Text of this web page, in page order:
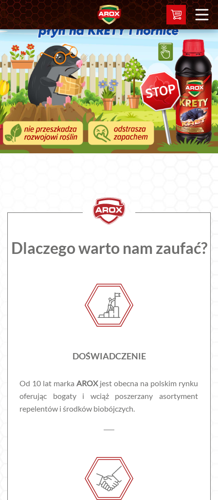
Dlaczego warto nam zaufać?
DOŚWIADCZENIE
Od 10 lat marka AROXjest obecna na polskim rynku
oferując bogaty i wciąż poszerzany asortyment
repelentów i środków biobójczych.